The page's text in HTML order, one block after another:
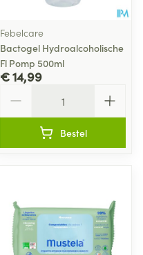
Febelcare
Bactogel Hydroalcoholische
Fl Pomp 500ml
€ 14,99
Bestel